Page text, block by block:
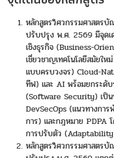
หลักสูตรวิศวกรรมศาสตรบั
ปรับปรุง พ.ศ. 2569 มีจุดเ
เชิงธุรกิจ (Business-
เชี่ยวชาญเทคโนโลยีสมัยใ
แบบครบวงจร) Cloud-
ทีฟ) และ AI พร้อมยกระดั
(Software Security) เป็น
DevSecOps (แนวทางกา
การ) และกฎหมาย PDPA
การปรับตัว
หลักสูตรวิศวกรรมศาสตรบั